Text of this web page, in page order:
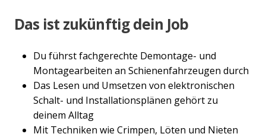
Das ist zukünftig dein Job
Du führst fachgerechte Demontage- und
Montagearbeiten an Schienenfahrzeugen durch
Das Lesen und Umsetzen von elektronischen
Schalt- und Installationsplänen gehört zu
deinem Alltag
Mit Techniken wie Crimpen, Löten und Nieten